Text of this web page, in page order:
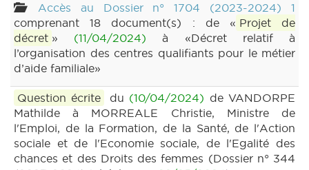
Accès au Dossier n° 1704 (2023-2024) 1
comprenant 18 document(s) : de « Projet de
décret » (11/04/2024) à «Décret relatif à
l’organisation des centres qualifiants pour le métier
d’aide familiale»
Question écrite du (10/04/2024) de VANDORPE
Mathilde à MORREALE Christie, Ministre de
l'Emploi, de la Formation, de la Santé, de l'Action
sociale et de l'Economie sociale, de l'Egalité des
chances et des Droits des femmes (Dossier n° 344